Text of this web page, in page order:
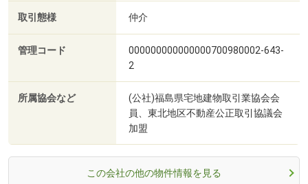
取引態様 仲介
管理コード
000000000000000700980002-643-
2
所属協会など
(公社)福島県宅地建物取引業協会会
員、東北地区不動産公正取引協議会
加盟
この会社の他の物件情報を見る